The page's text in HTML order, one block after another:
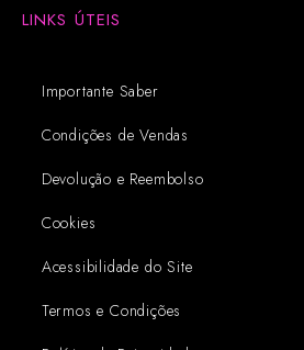
LINKS ÚTEIS
Importante Saber
Condições de Vendas
Devolução e Reembolso
Cookies
Acessibilidade do Site
Termos e Condições